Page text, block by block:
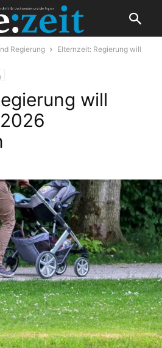
Regierung
Elternzeit: Regierung will
will